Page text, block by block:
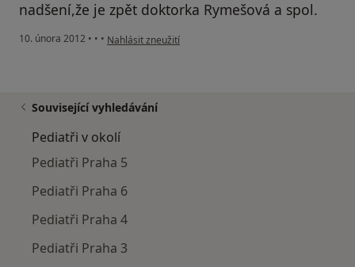
nadšení,že je zpět doktorka Rymešová a spol.
10. února 2012 • • • podle názoru uživatele Nováková
Nahlásit zneužití
Související vyhledávání
Pediatři v okolí
Pediatři Praha 5
Pediatři Praha 6
Pediatři Praha 4
Pediatři Praha 3